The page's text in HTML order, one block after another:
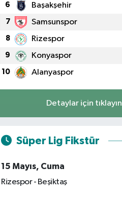
6 Başakşehir
7 Samsunspor
8 Rizespor
9 Konyaspor
10 Alanyaspor
Detaylar için tıklayın
Süper Lig Fikstür
15 Mayıs, Cuma
Rizespor - Beşiktaş